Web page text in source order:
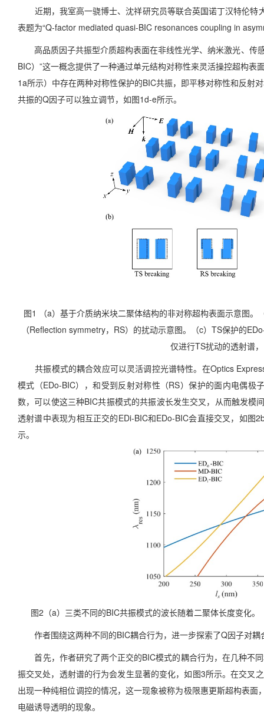
近期，我室高一骁博士、沈祥研究员等联合英国诺丁汉特伦特
表题为“Q-factor mediated quasi-BIC resonances coupling in
高品质因子共振型介质超构表面在非线性光学、纳米激光、传
BIC）”这一概念提供了一种通过单元结构对称性来灵活操控超构
1a所示）中存在两种对称性保护的BIC共振，即平移对称性和反射
共振的Q因子可以独立调节，如图1d-e所示。
图1 （a）基于介质纳米块二聚体结构的非对称超构表面示意图
（Reflection symmetry，RS）的扰动示意图。（c）TS保护的
仅进行TS扰动的透射谱
共振模式的耦合效应可以灵活调控光谱特性。在Optics
模式（EDo-BIC），和受到反射对称性（RS）保护的面内电偶极
数，可以使这三种BIC共振模式的共振波长发生交叉，从而触发
透射谱中表现为相互正交的EDi-BIC和EDo-BIC会直接交叉，如
示。
图2（a）三类不同的BIC共振模式的波长随着二聚体长度变化
作者围绕这两种不同的BIC耦合行为，进一步探索了Q因子对耦
首先，作者研究了两个正交的BIC模式的耦合行为，在几种不
振交叉处，透射谱的行为会发生显著的变化，如图3所示。在交叉
出现一种纯相位调控的情况，这一现象被称为极限惠更斯超构表
电磁诱导透明的现象。